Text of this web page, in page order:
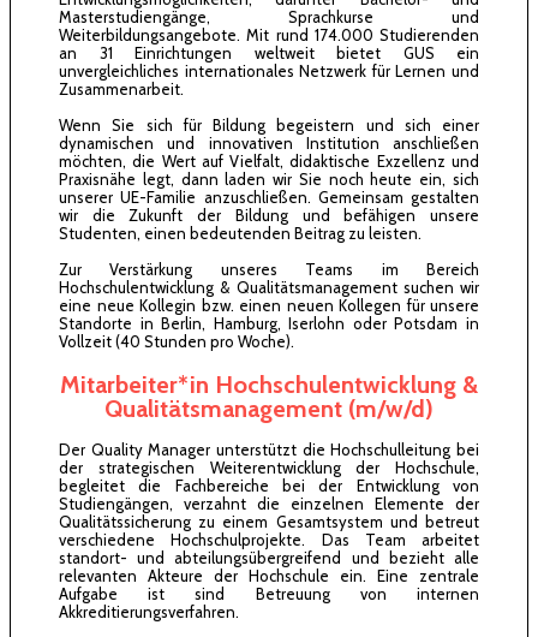
Masterstudiengänge, Sprachkurse und
Weiterbildungsangebote. Mit rund 174.000 Studierenden
an 31 Einrichtungen weltweit bietet GUS ein
unvergleichliches internationales Netzwerk für Lernen und
Zusammenarbeit.
Wenn Sie sich für Bildung begeistern und sich einer
dynamischen und innovativen Institution anschließen
möchten, die Wert auf Vielfalt, didaktische Exzellenz und
Praxisnähe legt, dann laden wir Sie noch heute ein, sich
unserer UE-Familie anzuschließen. Gemeinsam gestalten
wir die Zukunft der Bildung und befähigen unsere
Studenten, einen bedeutenden Beitrag zu leisten.
Zur Verstärkung unseres Teams im Bereich
Hochschulentwicklung & Qualitätsmanagement suchen wir
eine neue Kollegin bzw. einen neuen Kollegen für unsere
Standorte in Berlin, Hamburg, Iserlohn oder Potsdam in
Vollzeit(40 Stunden pro Woche).
Mitarbeiter*in Hochschulentwicklung &
Qualitätsmanagement (m/w/d)
Der Quality Manager unterstützt die Hochschulleitung bei
der strategischen Weiterentwicklung der Hochschule,
begleitet die Fachbereiche bei der Entwicklung von
Studiengängen, verzahnt die einzelnen Elemente der
Qualitätssicherung zu einem Gesamtsystem und betreut
verschiedene Hochschulprojekte. Das Team arbeitet
standort- und abteilungsübergreifend und bezieht alle
relevanten Akteure der Hochschule ein. Eine zentrale
Aufgabe ist sind Betreuung von internen
Akkreditierungsverfahren.